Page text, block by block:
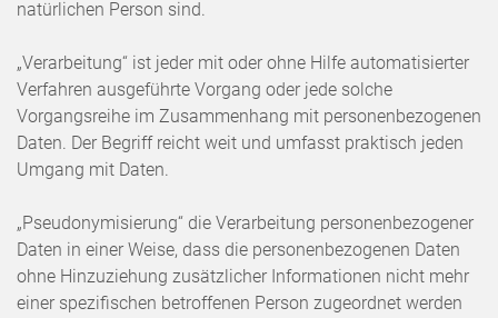
natürlichen Person sind.
„Verarbeitung“ ist jeder mit oder ohne Hilfe automatisierter
Verfahren ausgeführte Vorgang oder jede solche
Vorgangsreihe im Zusammenhang mit personenbezogenen
Daten. Der Begriff reicht weit und umfasst praktisch jeden
Umgang mit Daten.
„Pseudonymisierung“ die Verarbeitung personenbezogener
Daten in einer Weise, dass die personenbezogenen Daten
ohne Hinzuziehung zusätzlicher Informationen nicht mehr
einer spezifischen betroffenen Person zugeordnet werden